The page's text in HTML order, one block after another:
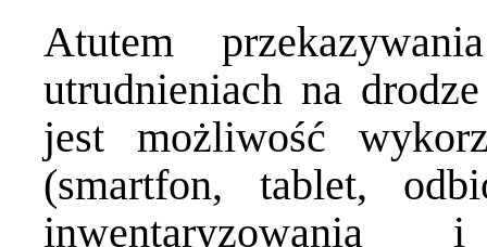
Atutem
utrudnieniach na
jest możliwość
(smartfon, tablet,
inwentaryzowania